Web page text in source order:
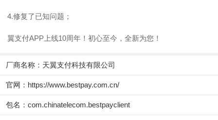
4.修复了已知问题；
翼支付APP上线10周年！初心至今，全新为您！
厂商名称： 天翼支付科技有限公司
官网： https://www.bestpay.com.cn/
包名：com.chinatelecom.bestpayclient